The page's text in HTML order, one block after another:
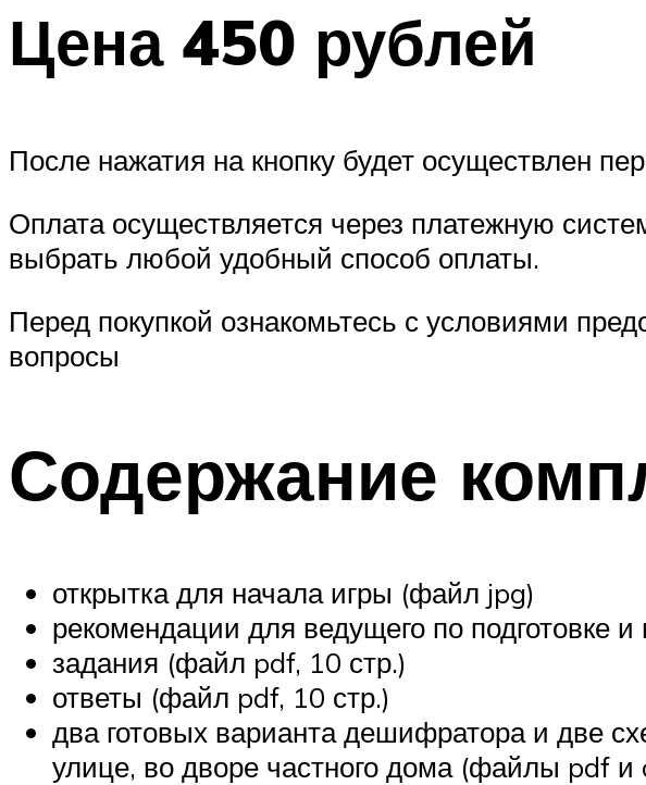
Цена 450 рублей
После нажатия на кнопку будет осуществлен
Оплата осуществляется через платежную
выбрать любой удобный способ оплаты.
Перед покупкой ознакомьтесь с условиями
вопросы
Содержание
открытка для начала игры (файл jpg)
рекомендации для ведущего по подготовке
задания (файл pdf, 10 стр.)
ответы (файл pdf, 10 стр.)
два готовых варианта дешифратора и две
улице, во дворе частного дома (файлы pdf